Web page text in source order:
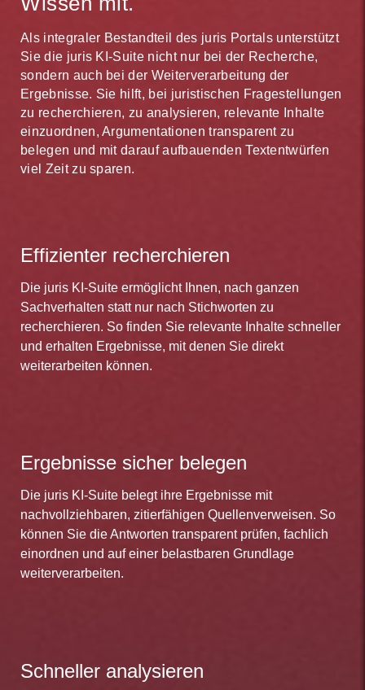
Stufe 3: Regelmäßige Komplettbearbeitung in Form von
Neuauflagen
Als integraler Bestandteil des juris Portals unterstützt
Sie die juris KI-Suite nicht nur bei der Recherche,
sondern auch bei der Weiterverarbeitung der
Ergebnisse. Sie hilft, bei juristischen Fragestellungen
zu recherchieren, zu analysieren, relevante Inhalte
einzuordnen, Argumentationen transparent zu
belegen und mit darauf aufbauenden Textentwürfen
viel Zeit zu sparen.
Effizienter recherchieren
Die juris KI-Suite ermöglicht Ihnen, nach ganzen
Sachverhalten statt nur nach Stichworten zu
recherchieren. So finden Sie relevante Inhalte schneller
und erhalten Ergebnisse, mit denen Sie direkt
weiterarbeiten können.
Ergebnisse sicher belegen
Die juris KI-Suite belegt ihre Ergebnisse mit
nachvollziehbaren, zitierfähigen Quellenverweisen. So
können Sie die Antworten transparent prüfen, fachlich
einordnen und auf einer belastbaren Grundlage
weiterverarbeiten.
Schneller analysieren